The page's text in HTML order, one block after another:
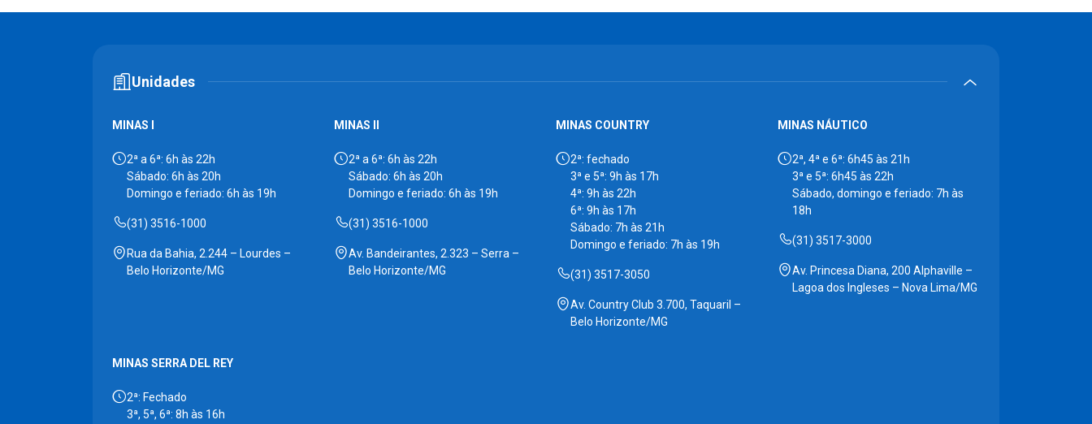
Unidades
MINAS I
2ª a 6ª: 6h às 22h
Sábado: 6h às 20h
Domingo e feriado: 6h às 19h
(31) 3516-1000
Rua da Bahia, 2.244 – Lourdes –
Belo Horizonte/MG
MINAS II
2ª a 6ª: 6h às 22h
Sábado: 6h às 20h
Domingo e feriado: 6h às 19h
(31) 3516-1000
Av. Bandeirantes, 2.323 – Serra –
Belo Horizonte/MG
MINAS COUNTRY
2ª: fechado
3ª e 5ª: 9h às 17h
4ª: 9h às 22h
6ª: 9h às 17h
Sábado: 7h às 21h
Domingo e feriado: 7h às 19h
(31) 3517-3050
Av. Country Club 3.700, Taquaril –
Belo Horizonte/MG
MINAS NÁUTICO
2ª, 4ª e 6ª: 6h45 às 21h
3ª e 5ª: 6h45 às 22h
Sábado, domingo e feriado: 7h às
18h
(31) 3517-3000
Av. Princesa Diana, 200 Alphaville –
Lagoa dos Ingleses – Nova Lima/MG
MINAS SERRA DEL REY
2ª: Fechado
3ª, 5ª, 6ª: 8h às 16h